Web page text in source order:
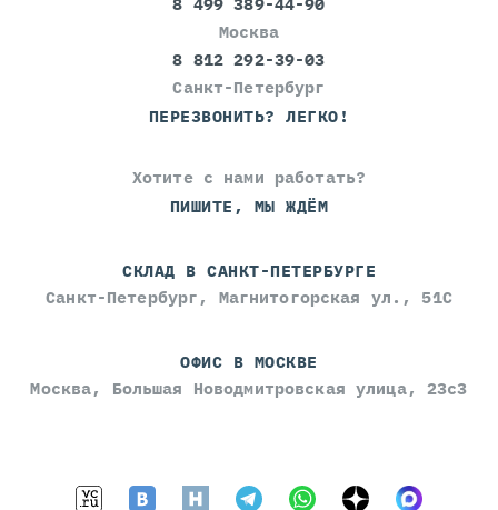
Москва
8 812 292-39-03
Санкт-Петербург
ПЕРЕЗВОНИТЬ? ЛЕГКО!
Хотите с нами работать?
ПИШИТЕ, МЫ ЖДЁМ
СКЛАД В САНКТ-ПЕТЕРБУРГЕ
Санкт-Петербург, Магнитогорская ул., 51С
ОФИС В МОСКВЕ
Москва, Большая Новодмитровская улица, 23с3